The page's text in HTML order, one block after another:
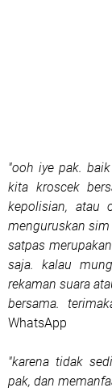
"ooh iye pak.
kita kroscek
kepolisian, atau
menguruskan
satpas
saja. kalau
rekaman suara
bersama.
WhatsApp
"karena tidak
pak, dan